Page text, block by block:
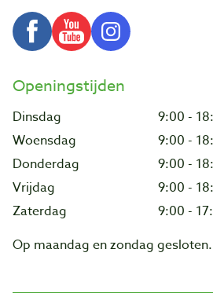
Openingstijden
Dinsdag
9:00 -
Woensdag
9:00 -
Donderdag
9:00 -
Vrijdag
9:00 -
Zaterdag
9:00 -
Op maandag en zondag gesloten.